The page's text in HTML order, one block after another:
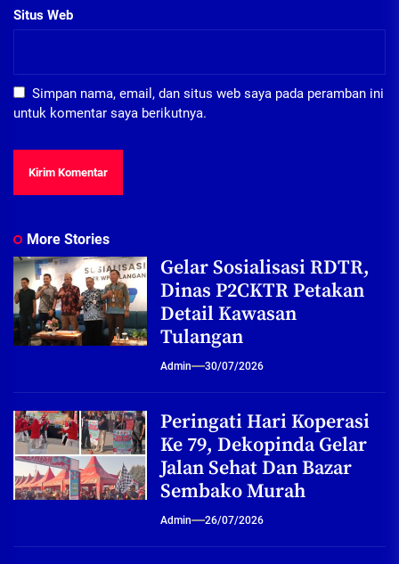
Situs Web
Simpan nama, email, dan situs web saya pada peramban ini
untuk komentar saya berikutnya.
More Stories
Gelar Sosialisasi RDTR,
Dinas P2CKTR Petakan
Detail Kawasan
Tulangan
Admin 30/07/2026
Peringati Hari Koperasi
Ke 79, Dekopinda Gelar
Jalan Sehat Dan Bazar
Sembako Murah
Admin 26/07/2026